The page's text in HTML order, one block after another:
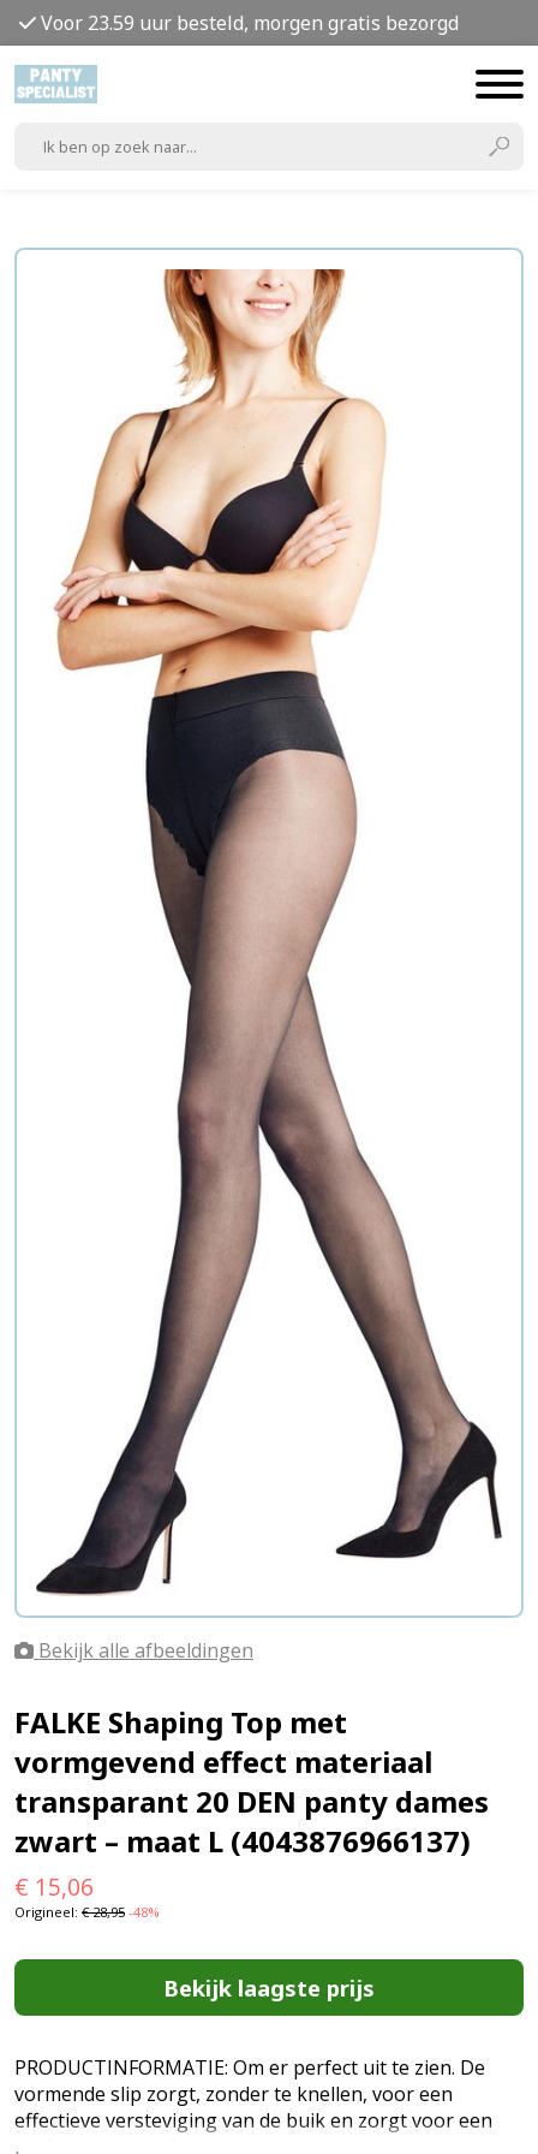
Voor 23.59 uur besteld, morgen gratis bezorgd
Bekijk alle afbeeldingen
FALKE Shaping Top met
vormgevend effect materiaal
transparant 20 DEN panty dames
zwart – maat L (4043876966137)
€ 15,06
Origineel: €28,95 -48%
Bekijk laagste prijs
PRODUCTINFORMATIE: Om er perfect uit te zien. De
vormende slip zorgt, zonder te knellen, voor een
effectieve versteviging van de buik en zorgt voor een
perfect silhouet. Gelijkmatig, transparant weefpatroon